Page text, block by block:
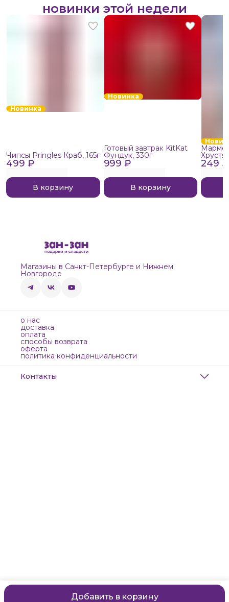
Добавить в корзину
новинки этой недели
Новинка
499 ₽
Чипсы Pringles Краб, 165г
В корзину
Новинка
999 ₽
Готовый завтрак KitKat
Фундук, 330г
В корзину
249 ₽
Магазины в Санкт-Петербурге и Нижнем
Новгороде
о нас
доставка
оплата
способы возврата
оферта
политика конфиденциальности
Контакты